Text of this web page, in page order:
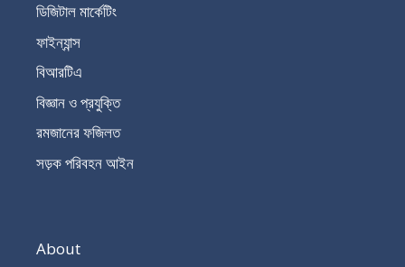
ডিজিটাল মার্কেটিং
ফাইন্যান্স
বিআরটিএ
বিজ্ঞান ও প্রযুক্তি
রমজানের ফজিলত
সড়ক পরিবহন আইন
About